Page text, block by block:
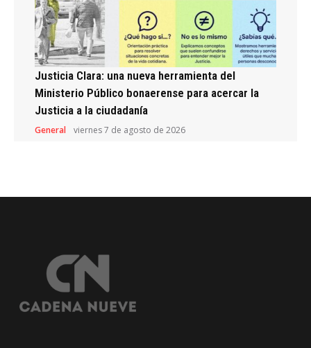
Justicia Clara: una nueva herramienta del
Ministerio Público bonaerense para acercar la
Justicia a la ciudadanía
General viernes 7 de agosto de 2026